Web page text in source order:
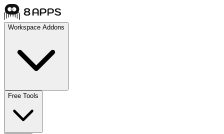
Workspace Addons
Free Tools